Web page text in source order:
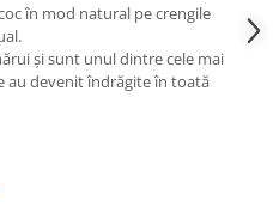
în mod natural pe crengile
și sunt unul dintre cele mai
au devenit îndrăgite în toată